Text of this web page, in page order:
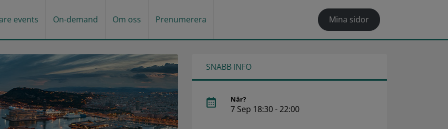
events On-demand Om oss Prenumerera Mina sidor
SNABB INFO
När?
7 Sep 18:30 - 22:00